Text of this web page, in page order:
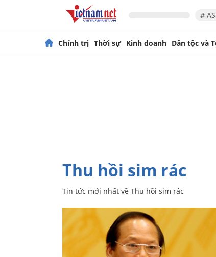
#
Chính trị Thời sự Kinh doanh Dân tộc và
Thu hồi sim rác
Tin tức mới nhất về Thu hồi sim rác